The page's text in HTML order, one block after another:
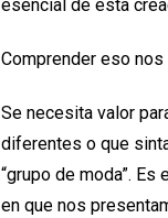
esencial de esta
Comprender eso
Se necesita valor
diferentes o que
“grupo de moda”.
en que nos